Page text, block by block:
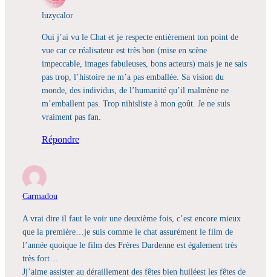
luzycalor
Oui j’ai vu le Chat et je respecte entièrement ton point de
vue car ce réalisateur est très bon (mise en scène
impeccable, images fabuleuses, bons acteurs) mais je ne sais
pas trop, l’histoire ne m’a pas emballée. Sa vision du
monde, des individus, de l’humanité qu’il malmène ne
m’emballent pas. Trop nihisliste à mon goût. Je ne suis
vraiment pas fan.
Répondre
Carmadou
A vrai dire il faut le voir une deuxième fois, c’est encore mieux
que la première…je suis comme le chat assurément le film de
l’année quoique le film des Frères Dardenne est également très
très fort…
Jj’aime assister au déraillement des fêtes bien huiléest les fêtes de